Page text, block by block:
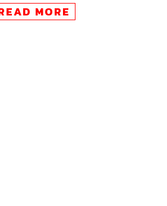
กรองตามกลไกการส่งต่อระดับชาติ
เป็นเหยื่อจากขบวนการค้ามนุษย์ 258
MORE